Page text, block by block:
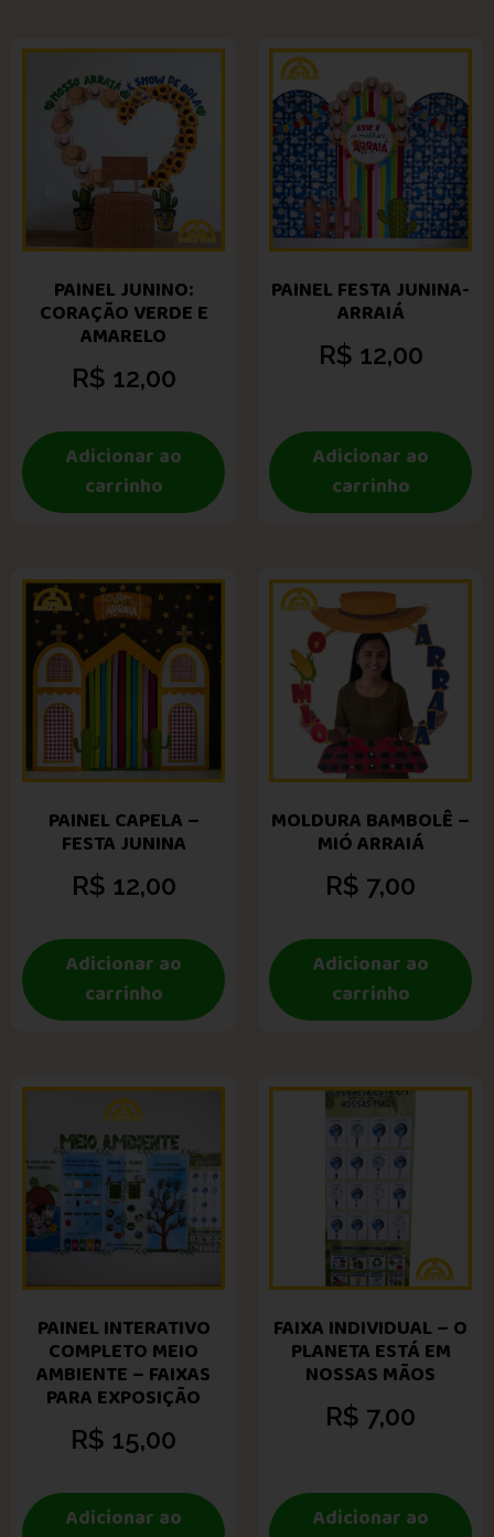
PAINEL JUNINO:
CORAÇÃO VERDE E
AMARELO
R$ 12,00
Adicionar ao
carrinho
PAINEL FESTA JUNINA-
ARRAIÁ
R$ 12,00
Adicionar ao
carrinho
PAINEL CAPELA –
FESTA JUNINA
R$ 12,00
Adicionar ao
carrinho
MOLDURA BAMBOLÊ –
MIÓ ARRAIÁ
R$ 7,00
Adicionar ao
carrinho
PAINEL INTERATIVO
COMPLETO MEIO
AMBIENTE – FAIXAS
PARA EXPOSIÇÃO
R$ 15,00
Adicionar ao
FAIXA INDIVIDUAL – O
PLANETA ESTÁ EM
NOSSAS MÃOS
R$ 7,00
Adicionar ao